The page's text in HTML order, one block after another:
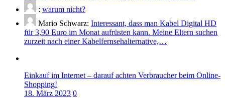
: warum nicht?
Mario Schwarz: Interessant, dass man Kabel Digital HD
für 3,90 Euro im Monat aufrüsten kann. Meine Eltern suchen
zurzeit nach einer Kabelfernsehalternative,…
Einkauf im Internet – darauf achten Verbraucher beim Online-
Shopping!
18. März 2023 0